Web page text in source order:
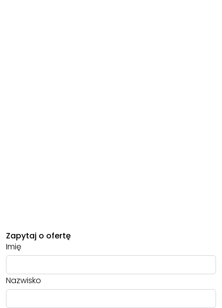
Zapytaj o ofertę
Imię
Nazwisko